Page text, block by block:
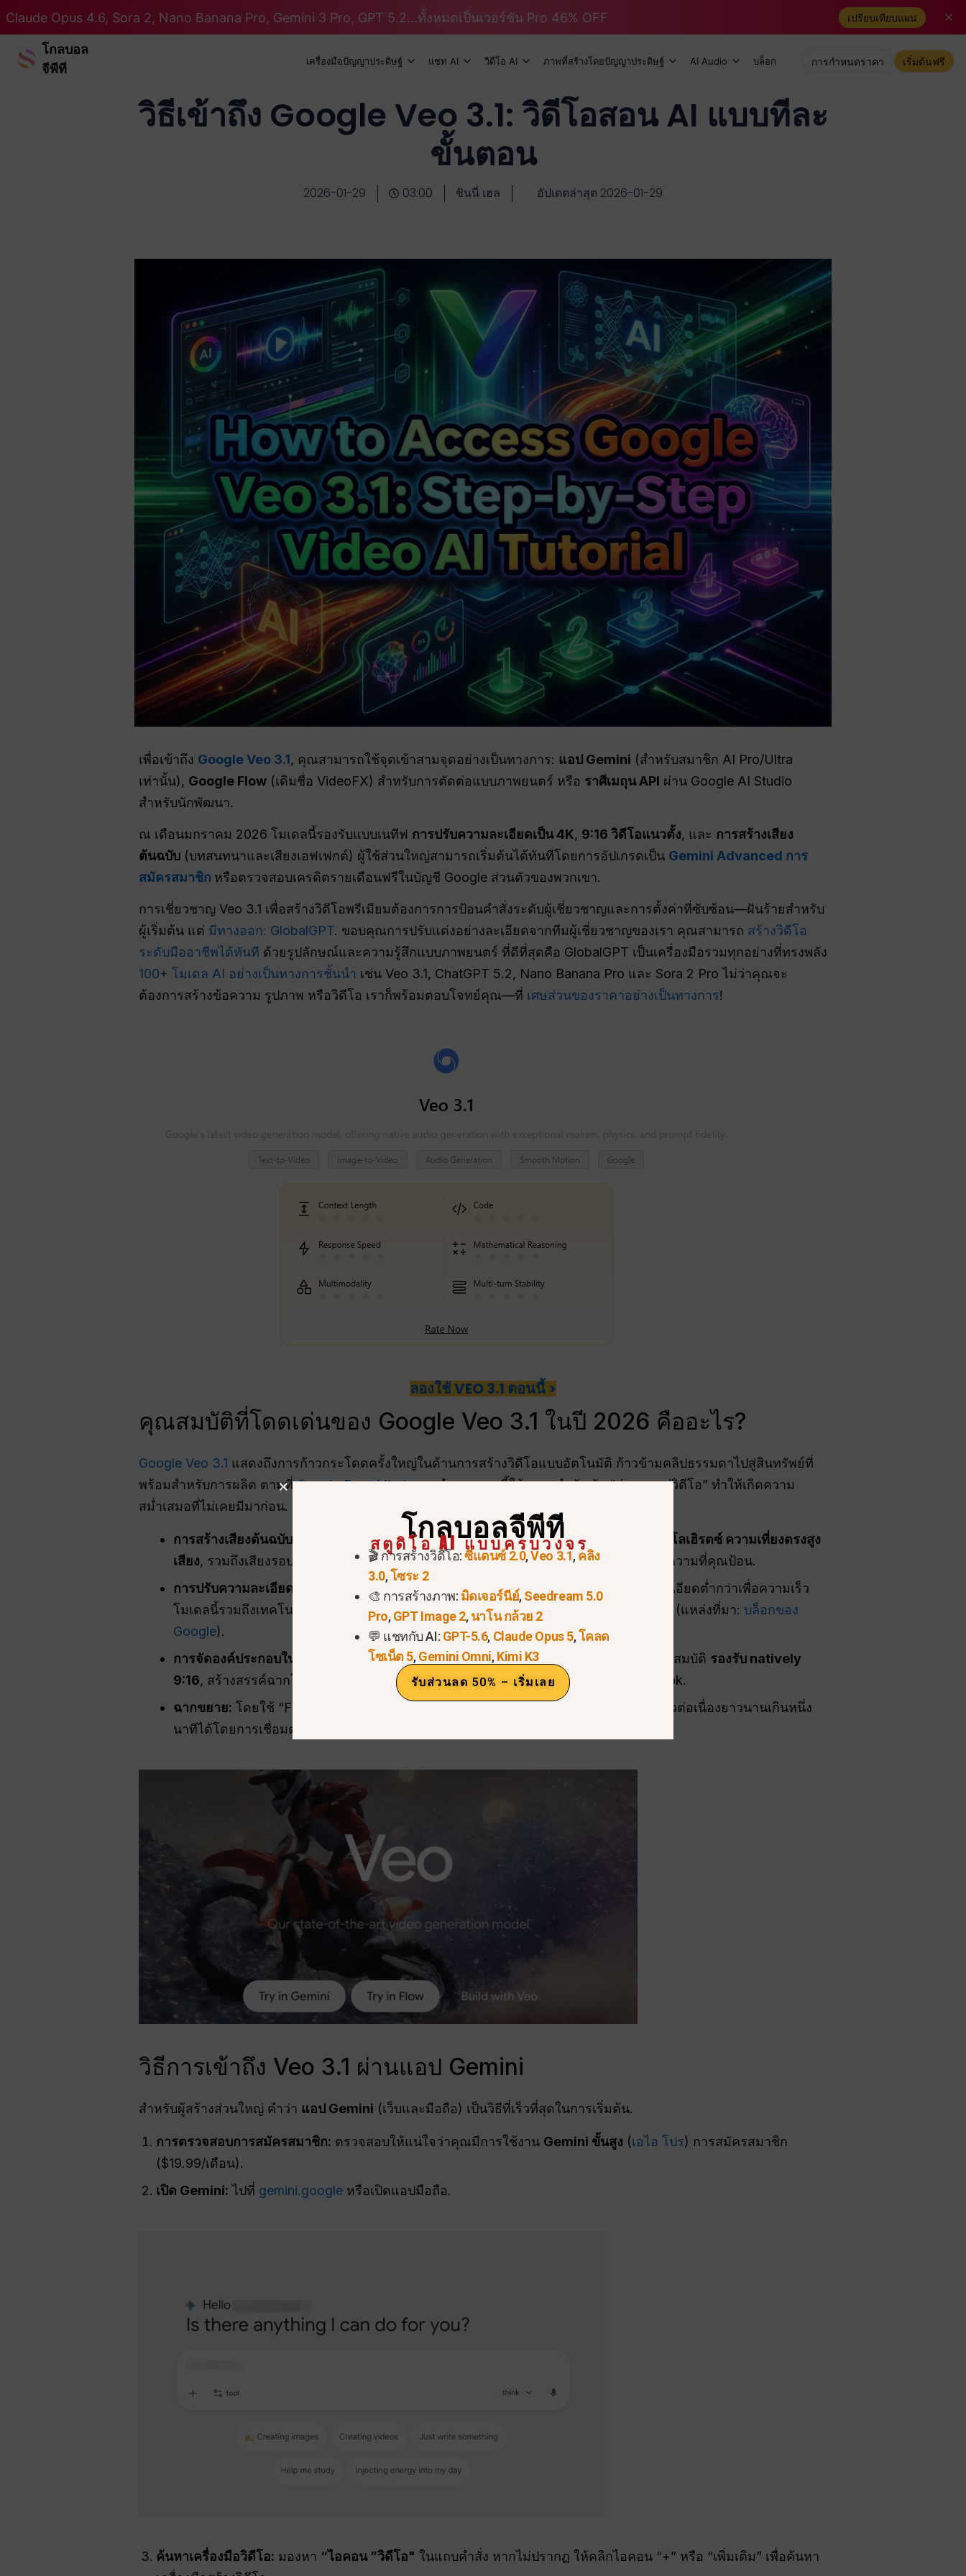
Claude Opus 4.6, Sora 2, Nano Banana Pro, Gemini 3 Pro, GPT 5.2...ทั้งหมดเป็นเวอร์ชัน Pro 46% OFF เปรียบเทียบแผน
โกลบอล
จีพีที
เครื่องมือปัญญาประดิษฐ์ แชท AI วิดีโอ AI ภาพที่สร้างโดยปัญญาประดิษฐ์ AI Audio บล็อก การกำหนดราคา เริ่มต้นฟรี
วิธีเข้าถึง Google Veo 3.1: วิดีโอสอน AI แบบทีละ
ขั้นตอน
2026-01-29 03:00 ชินนี่ เฮล อัปเดตล่าสุด 2026-01-29
เพื่อเข้าถึง Google Veo 3.1, คุณสามารถใช้จุดเข้าสามจุดอย่างเป็นทางการ: แอป Gemini (สำหรับสมาชิก AI Pro/Ultra
เท่านั้น), Google Flow (เดิมชื่อ VideoFX) สำหรับการตัดต่อแบบภาพยนตร์ หรือ ราศีเมถุนAPI ผ่าน Google AI Studio
สำหรับนักพัฒนา.
ณ เดือนมกราคม 2026 โมเดลนี้รองรับแบบเนทีฟ การปรับความละเอียดเป็น 4K, 9:16 วิดีโอแนวตั้ง, และ การสร้างเสียง
ต้นฉบับ (บทสนทนาและเสียงเอฟเฟกต์) ผู้ใช้ส่วนใหญ่สามารถเริ่มต้นได้ทันทีโดยการอัปเกรดเป็น Gemini Advanced การ
สมัครสมาชิก หรือตรวจสอบเครดิตรายเดือนฟรีในบัญชี Google ส่วนตัวของพวกเขา.
การเชี่ยวชาญ Veo 3.1 เพื่อสร้างวิดีโอพรีเมียมต้องการการป้อนคำสั่งระดับผู้เชี่ยวชาญและการตั้งค่าที่ซับซ้อน—ฝันร้ายสำหรับ
ผู้เริ่มต้น แต่ มีทางออก: GlobalGPT. ขอบคุณการปรับแต่งอย่างละเอียดจากทีมผู้เชี่ยวชาญของเรา คุณสามารถ สร้างวิดีโอ
ระดับมืออาชีพได้ทันที ด้วยรูปลักษณ์และความรู้สึกแบบภาพยนตร์ ที่ดีที่สุดคือ GlobalGPT เป็นเครื่องมือรวมทุกอย่างที่ทรงพลัง
100+ โมเดล AI อย่างเป็นทางการชั้นนำ เช่น Veo 3.1, ChatGPT 5.2, Nano Banana Pro และ Sora 2 Pro ไม่ว่าคุณจะ
ต้องการสร้างข้อความ รูปภาพ หรือวิดีโอ เราก็พร้อมตอบโจทย์คุณ—ที่ เศษส่วนของราคาอย่างเป็นทางการ!
ลองใช้ VEO 3.1 ตอนนี้ >
คุณสมบัติที่โดดเด่นของ Google Veo 3.1 ในปี 2026 คืออะไร?
Google Veo 3.1 แสดงถึงการก้าวกระโดดครั้งใหญ่ในด้านการสร้างวิดีโอแบบอัตโนมัติ ก้าวข้ามคลิปธรรมดาไปสู่สินทรัพย์ที่
พร้อมสำหรับการผลิต ตามที่Google DeepMind, แบบจำลองตอนนี้ให้ความสำคัญกับ “ส่วนผสมสู่วิดีโอ” ทำให้เกิดความ
สม่ำเสมอที่ไม่เคยมีมาก่อน.
การสร้างเสียงต้นฉบับ Veo 3.1 ไม่ได้สร้างแค่ภาพเท่านั้น แต่ยังสร้างภาพที่ซิงโครไนซ์ 48 กิโลเฮิรตซ์ ความเที่ยงตรงสูง
เสียง, รวมถึงเสียงรอบข้าง, เสียงเอฟเฟ็กต์, และแม้กระทั่งเสียงพูดที่ซิงค์กับริมฝีปากตามข้อความที่คุณป้อน.
การปรับความละเอียดเป็น 4K และเสียงคุณภาพสูง
ในขณะที่การสร้างฐานเกิดขึ้นที่ความละเอียดต่ำกว่าเพื่อความเร็ว
โมเดลนี้รวมถึงเทคโนโลยีที่ทันสมัยที่สุดเครื่องขยายสัญญาณ 4Kที่สร้างพื้นผิวละเอียดใหม่ (แหล่งที่มา: บล็อกของ
Google).
การจัดองค์ประกอบในแนวตั้ง:
ไม่เหมือนกับโมเดลที่เพียงแค่ครอปเฟรม 16:9, Veo 3.1 มีคุณสมบัติ รองรับ natively
9:16, สร้างสรรค์ฉากโดยเฉพาะสำหรับแพลตฟอร์มมือถือ เช่น YouTube Shorts และ TikTok.
ฉากขยาย: โดยใช้ “Flow” อินเตอร์เฟซ คุณสามารถขยายคลิป 8 วินาทีให้กลายเป็นเรื่องราวต่อเนื่องยาวนานเกินหนึ่ง
นาทีได้โดยการเชื่อมต่อเซ็กเมนต์ใหม่ ๆ ตามวินาทีสุดท้ายของคลิปก่อนหน้า.
วิธีการเข้าถึง Veo 3.1 ผ่านแอป Gemini
สำหรับผู้สร้างส่วนใหญ่ คำว่า แอป Gemini (เว็บและมือถือ) เป็นวิธีที่เร็วที่สุดในการเริ่มต้น.
การตรวจสอบการสมัครสมาชิก: ตรวจสอบให้แน่ใจว่าคุณมีการใช้งาน Gemini ขั้นสูง (เอไอ โปร) การสมัครสมาชิก
($19.99/เดือน).
เปิด Gemini: ไปที่ gemini.google หรือเปิดแอปมือถือ.
ค้นหาเครื่องมือวิดีโอ: มองหา “ไอคอน ”วิดีโอ" ในแถบคำสั่ง หากไม่ปรากฏ ให้คลิกไอคอน “+” หรือ “เพิ่มเติม” เพื่อค้นหา
โกลบอลจีพีที
สตูดิโอ AI แบบครบวงจร
🎬 การสร้างวิดีโอ:ซีแดนซ์ 2.0,Veo 3.1,คลิง
3.0,โซระ 2
🎨 การสร้างภาพ: มิดเจอร์นีย์,Seedream 5.0
Pro,GPT Image 2,นาโน กล้วย 2
💬 แชทกับ AI: GPT-5.6, Claude Opus 5,โคลด
โซเน็ต 5,Gemini Omni,Kimi K3
รับส่วนลด 50% – เริ่มเลย